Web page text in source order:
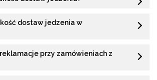
dostaw jedzenia w
przy zamówieniach z